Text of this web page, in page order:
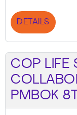
DETAILS
COP LIFE
PMBOK